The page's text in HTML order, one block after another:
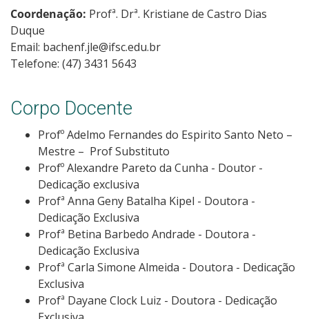
Coordenação: Profª. Drª. Kristiane de Castro Dias
Duque
Email: bachenf.jle@ifsc.edu.br
Telefone: (47) 3431 5643
Corpo Docente
Profº Adelmo Fernandes do Espirito Santo Neto –
Mestre – Prof Substituto
Profº Alexandre Pareto da Cunha - Doutor -
Dedicação exclusiva
Profª Anna Geny Batalha Kipel - Doutora -
Dedicação Exclusiva
Profª Betina Barbedo Andrade - Doutora -
Dedicação Exclusiva
Profª Carla Simone Almeida - Doutora - Dedicação
Exclusiva
Profª Dayane Clock Luiz - Doutora - Dedicação